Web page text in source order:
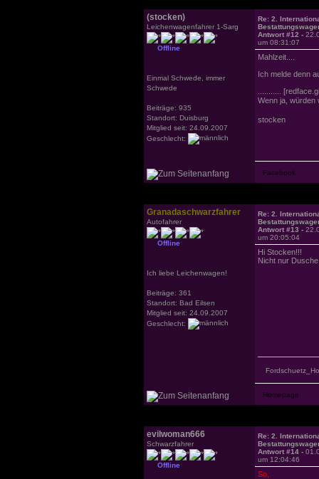
(stocken)
Leichenwagenfahrer 1-Sarg
Offline
Einmal Schwede, immer
Schwede
Beiträge: 935
Standort: Duisburg
Mitglied seit: 24.09.2007
Geschlecht:
Re: 2.
Antwort #12 -
um 08:31:07
Mahlzeit....
Ich melde denn
...........
Wenn ja,
stocken
Granadaschwarzfahrer
Autofahrer
Offline
Ich liebe Leichenwagen!
Beiträge: 361
Standort: Bad Eilsen
Mitglied seit: 24.09.2007
Geschlecht:
Re: 2.
Antwort #13 -
um 20:05:04
Hi Stocken!!!
Nicht nur
evilwoman666
Schwarzfahrer
Offline
Re: 2.
Antwort #14 -
um 12:04:46
So,